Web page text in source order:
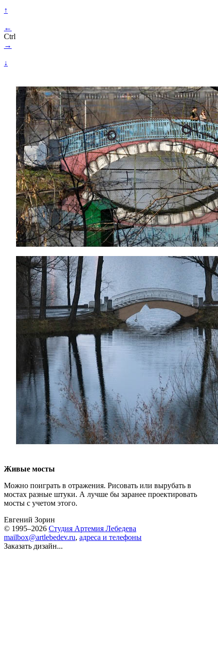
↑
←
Ctrl
→
↓
Живые мосты
Можно поиграть в отражения. Рисовать или вырубать в
мостах разные штуки. А лучше бы заранее проектировать
мосты с учетом этого.
Евгений Зорин
© 1995–2026 Студия Артемия Лебедева
mailbox@artlebedev.ru, адреса и телефоны
Заказать дизайн...